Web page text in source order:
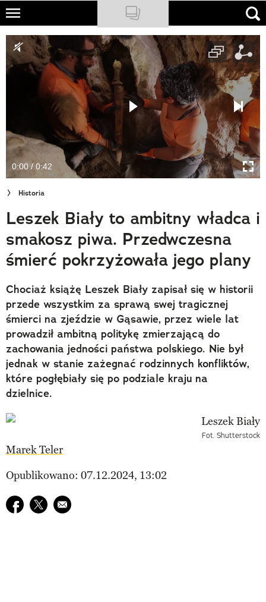
Skip
main
content
NATIONAL GEOGRAPHIC
TRAVELER
PODCASTY
Newsletter
Cuda Polski
Wielki Konkurs Fotograficzny
Trendbook Podróżniczy
Polecane
0:00 / 0:42
Historia
Leszek Biały to ambitny władca i
smakosz piwa. Przedwczesna
śmierć pokrzyżowała jego plany
Chociaż książę Leszek Biały zapisał się w historii
przede wszystkim za sprawą swej tragicznej
śmierci na zjeździe w Gąsawie, przez wiele lat
prowadził ambitną politykę zmierzającą do
zachowania jedności państwa polskiego. Nie był
jednak w stanie zażegnać rodzinnych konfliktów,
które pogłębiały się po podziale kraju na
dzielnice.
Fot. Shutterstock
Marek Teler
Opublikowano: 07.12.2024, 13:02
Udostępnij na facebook
Udostępnij na twitter
E-mail do przyjaciela